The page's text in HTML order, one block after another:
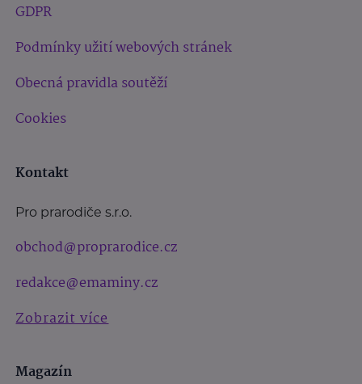
GDPR
Podmínky užití webových stránek
Obecná pravidla soutěží
Cookies
Kontakt
Pro prarodiče s.r.o.
obchod@proprarodice.cz
redakce@emaminy.cz
Zobrazit více
Magazín